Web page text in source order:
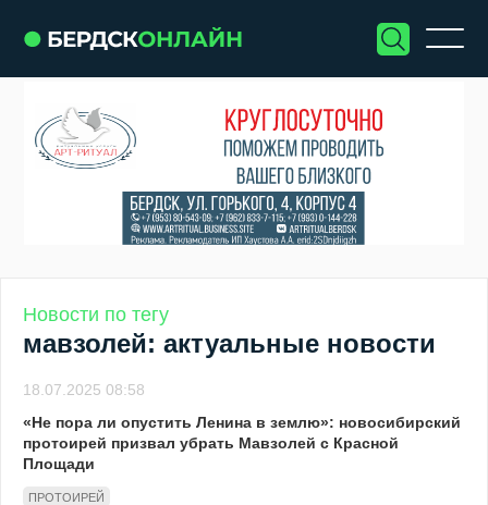
Новости по тегу
мавзолей: актуальные новости
18.07.2025 08:58
«Не пора ли опустить Ленина в землю»: новосибирский
протоирей призвал убрать Мавзолей с Красной
Площади
ПРОТОИРЕЙ